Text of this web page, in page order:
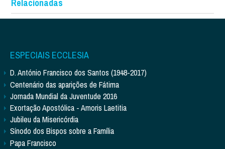
Relacionadas
ESPECIAIS ECCLESIA
D. António Francisco dos Santos (1948-2017)
Centenário das aparições de Fátima
Jornada Mundial da Juventude 2016
Exortação Apostólica - Amoris Laetitia
Jubileu da Misericórdia
Sínodo dos Bispos sobre a Família
Papa Francisco